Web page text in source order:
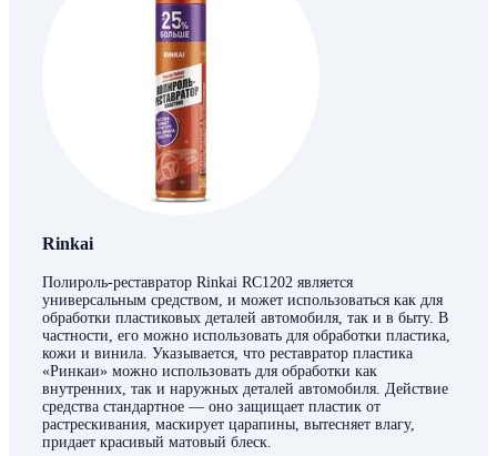
Rinkai
Полироль-реставратор Rinkai RC1202 является
универсальным средством, и может использоваться как для
обработки пластиковых деталей автомобиля, так и в быту. В
частности, его можно использовать для обработки пластика,
кожи и винила. Указывается, что реставратор пластика
«Ринкаи» можно использовать для обработки как
внутренних, так и наружных деталей автомобиля. Действие
средства стандартное — оно защищает пластик от
растрескивания, маскирует царапины, вытесняет влагу,
придает красивый матовый блеск.